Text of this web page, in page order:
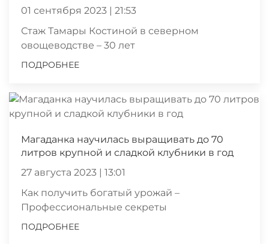
01 сентября 2023 | 21:53
Стаж Тамары Костиной в северном
овощеводстве – 30 лет
ПОДРОБНЕЕ
Магаданка научилась выращивать до 70
литров крупной и сладкой клубники в год
27 августа 2023 | 13:01
Как получить богатый урожай –
Профессиональные секреты
ПОДРОБНЕЕ